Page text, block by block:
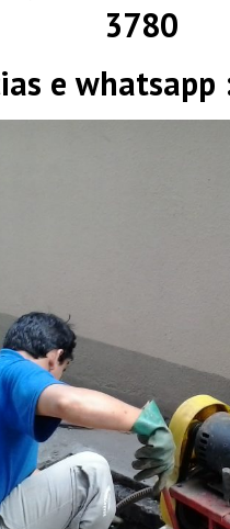
3780
e